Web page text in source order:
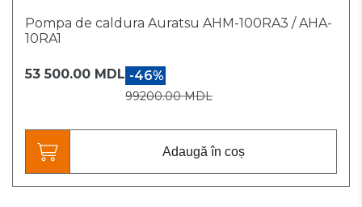
Pompa de caldura Auratsu AHM-100RA3 / AHA-
10RA1
53 500.00 MDL -46%
99200.00 MDL
Adaugă în coș